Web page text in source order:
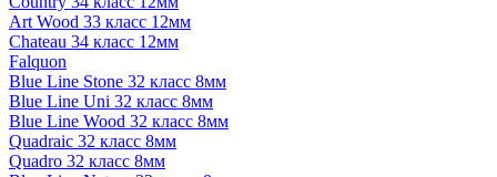
Art Wood 33 класс 12мм
Chateau 34 класс 12мм
Falquon
Blue Line Stone 32 класс 8мм
Blue Line Uni 32 класс 8мм
Blue Line Wood 32 класс 8мм
Quadraic 32 класс 8мм
Quadro 32 класс 8мм